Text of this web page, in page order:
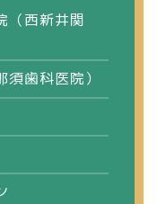
（西新井関
歯科医院）